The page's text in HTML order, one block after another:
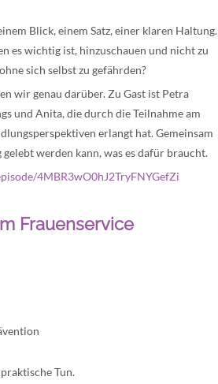
Blick, einem Satz, einer klaren Haltung.
es wichtig ist, hinzuschauen und nicht zu
sich selbst zu gefährden?
wir genau darüber. Zu Gast ist Petra
und Anita, die durch die Teilnahme am
erlangt hat. Gemeinsam
werden kann, was es dafür braucht.
4MBR3wO0hJ2TryFNYGefZi
Frauenservice
Tun.